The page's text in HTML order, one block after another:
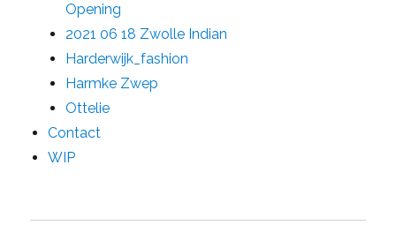
Opening
2021 06 18 Zwolle Indian
Harderwijk_fashion
Harmke Zwep
Ottelie
Contact
WIP